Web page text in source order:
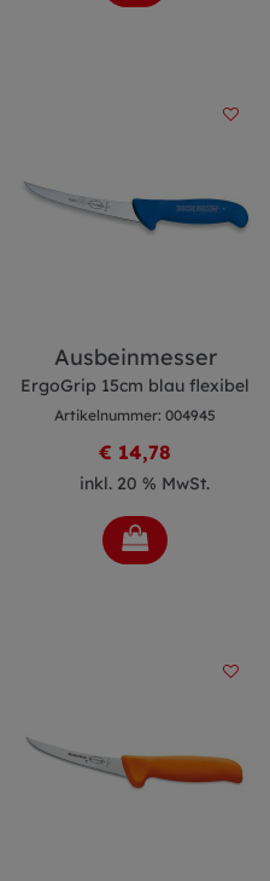
Ausbeinmesser
ErgoGrip 15cm blau flexibel
Artikelnummer: 004945
€ 14,78
inkl. 20 % MwSt.